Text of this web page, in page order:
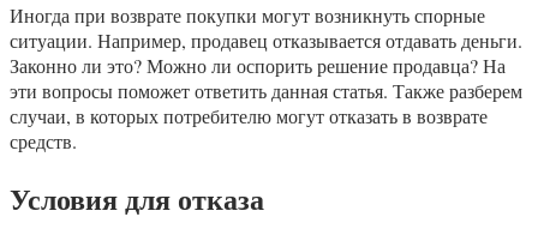
Иногда при возврате покупки могут возникнуть спорные
ситуации. Например, продавец отказывается отдавать деньги.
Законно ли это? Можно ли оспорить решение продавца? На
эти вопросы поможет ответить данная статья. Также разберем
случаи, в которых потребителю могут отказать в возврате
средств.
Условия для отказа